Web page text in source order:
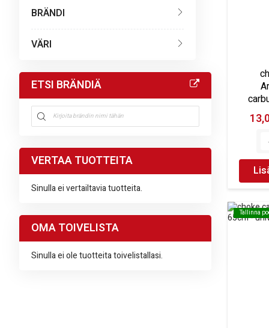
Tallinna
Tallinna
BRÄNDI
VÄRI
ETSI BRÄNDIÄ
VERTAA TUOTTEITA
Sinulla ei vertailtavia tuotteita.
OMA TOIVELISTA
Sinulla ei ole tuotteita toivelistallasi.